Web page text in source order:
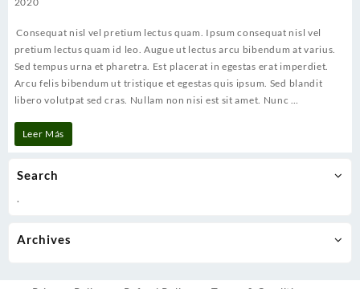
Search
.
Archives
Consequat nisl vel pretium lectus quam. Ipsum consequat nisl vel
pretium lectus quam id leo. Augue ut lectus arcu bibendum at varius.
Sed tempus urna et pharetra. Est placerat in egestas erat imperdiet.
Arcu felis bibendum ut tristique et egestas quis ipsum. Sed blandit
libero volutpat sed cras. Nullam non nisi est sit amet. Nunc …
Lacinia
vel
Leer Más